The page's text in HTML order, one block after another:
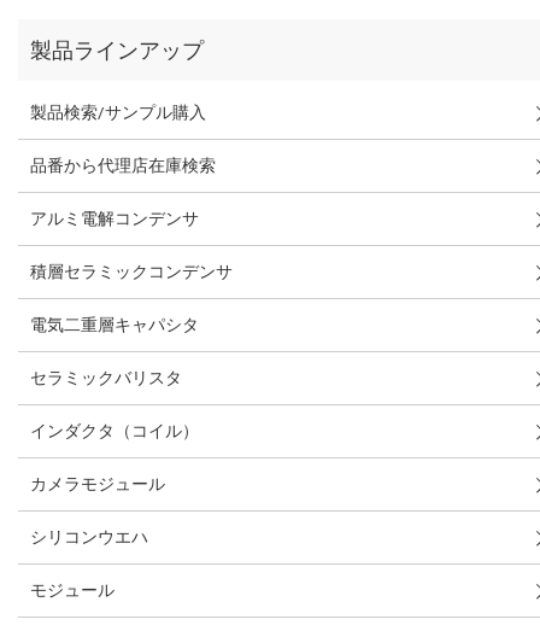
製品ラインアップ
製品検索/サンプル購入
品番から代理店在庫検索
アルミ電解コンデンサ
積層セラミックコンデンサ
電気二重層キャパシタ
セラミックバリスタ
インダクタ（コイル）
カメラモジュール
シリコンウエハ
モジュール